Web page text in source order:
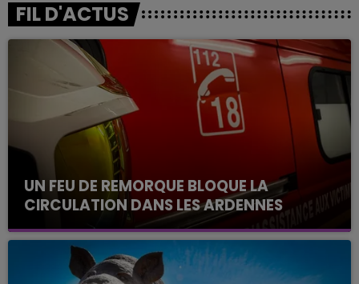
FIL D'ACTUS
UN FEU DE REMORQUE BLOQUE LA
CIRCULATION DANS LES ARDENNES
Un feu de remorque s'est déclaré ce mercredi en
fin de matinée sur l'A34.